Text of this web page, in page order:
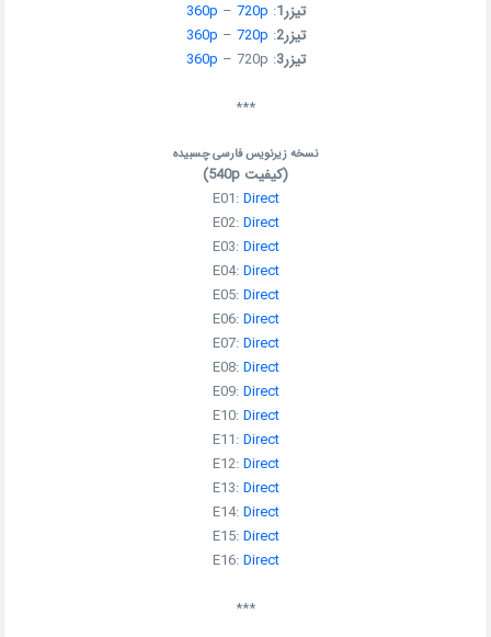
تیزر1 :
360p – 720p
تیزر2 :
360p – 720p
تیزر3 :
360p – 720p
***
نسخه زیرنویس فارسی چسبیده
(کیفیت 540p)
E01:Direct
E02:Direct
E03:Direct
E04:Direct
E05:Direct
E06:Direct
E07:Direct
E08:Direct
E09:Direct
E10:Direct
E11:Direct
E12:Direct
E13:Direct
E14:Direct
E15:Direct
E16:Direct
***